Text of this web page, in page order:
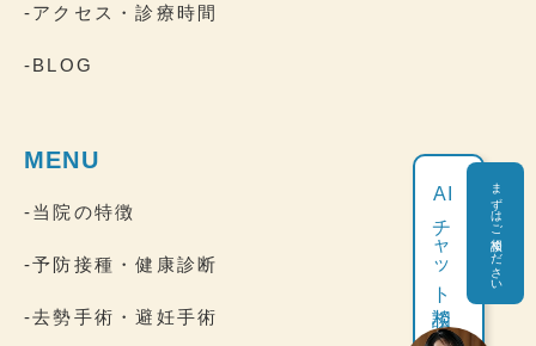
-アクセス・診療時間
-BLOG
MENU
-当院の特徴
-予防接種・健康診断
-去勢手術・避妊手術
AI
チャット相談 まずはご相談ください